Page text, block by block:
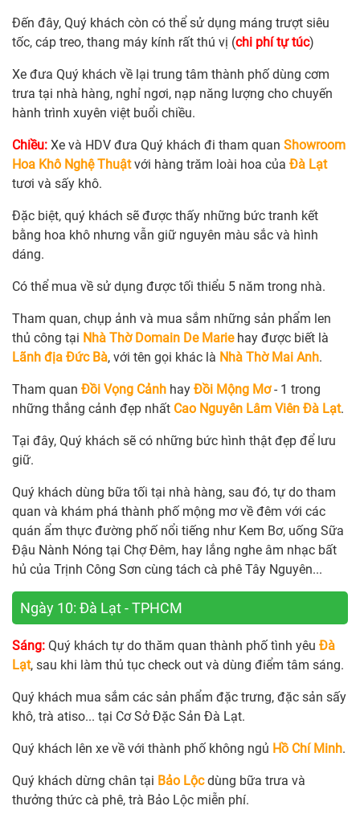
Đến đây, Quý khách còn có thể sử dụng máng trượt siêu
tốc, cáp treo, thang máy kính rất thú vị (chi phí tự túc)
Xe đưa Quý khách về lại trung tâm thành phố dùng cơm
trưa tại nhà hàng, nghỉ ngơi, nạp năng lượng cho chuyến
hành trình xuyên việt buổi chiều.
Chiều: Xe và HDV đưa Quý khách đi tham quan Showroom
Hoa Khô Nghệ Thuậtvới hàng trăm loài hoa của Đà Lạt
tươi và sấy khô.
Đặc biệt, quý khách sẽ được thấy những bức tranh kết
bằng hoa khô nhưng vẫn giữ nguyên màu sắc và hình
dáng.
Có thể mua về sử dụng được tối thiểu 5 năm trong nhà.
Tham quan, chụp ảnh và mua sắm những sản phẩm len
thủ công tại Nhà Thờ Domain De Mariehay được biết là
Lãnh địa Đức Bà, với tên gọi khác là Nhà Thờ Mai Anh.
Tham quan Đồi Vọng Cảnh hay Đồi Mộng Mơ- 1 trong
những thắng cảnh đẹp nhất Cao Nguyên Lâm Viên Đà Lạt.
Tại đây, Quý khách sẽ có những bức hình thật đẹp để lưu
giữ.
Quý khách dùng bữa tối tại nhà hàng, sau đó, tự do tham
quan và khám phá thành phố mộng mơ về đêm với các
quán ẩm thực đường phố nổi tiếng như Kem Bơ, uống Sữa
Đậu Nành Nóng tại Chợ Đêm, hay lắng nghe âm nhạc bất
hủ của Trịnh Công Sơn cùng tách cà phê Tây Nguyên...
Ngày 10: Đà Lạt - TPHCM
Sáng: Quý khách tự do thăm quan thành phố tình yêu Đà
Lạt, sau khi làm thủ tục check out và dùng điểm tâm sáng.
Quý khách mua sắm các sản phẩm đặc trưng, đặc sản sấy
khô, trà atiso... tại Cơ Sở Đặc Sản Đà Lạt.
Quý khách lên xe về với thành phố không ngủ Hồ Chí Minh.
Quý khách dừng chân tại Bảo Lộcdùng bữa trưa và
thưởng thức cà phê, trà Bảo Lộc miễn phí.